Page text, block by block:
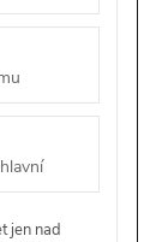
jen nad